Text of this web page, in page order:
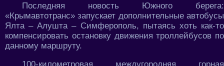
Последняя новость Южного берега:
«Крымавтотранс» запускает дополнительные автобусы
Ялта – Алушта – Симферополь, пытаясь хоть как-то
компенсировать остановку движения троллейбусов по
данному маршруту.
100-километровая междугородняя горная